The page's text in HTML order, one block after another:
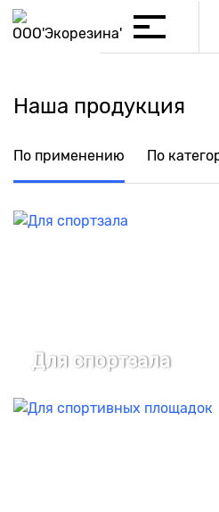
Наша продукция
По применению По
Для спортзала